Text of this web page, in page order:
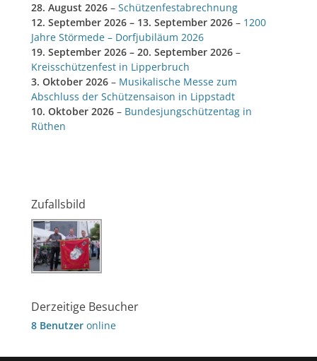
28. August 2026 – Schützenfestabrechnung
12. September 2026 – 13. September 2026 – 1200
Jahre Störmede – Dorfjubiläum 2026
19. September 2026 – 20. September 2026 –
Kreisschützenfest in Lipperbruch
3. Oktober 2026 – Musikalische Messe zum
Abschluss der Schützensaison in Lippstadt
10. Oktober 2026 – Bundesjungschützentag in
Rüthen
Zufallsbild
Derzeitige Besucher
8 Benutzer online